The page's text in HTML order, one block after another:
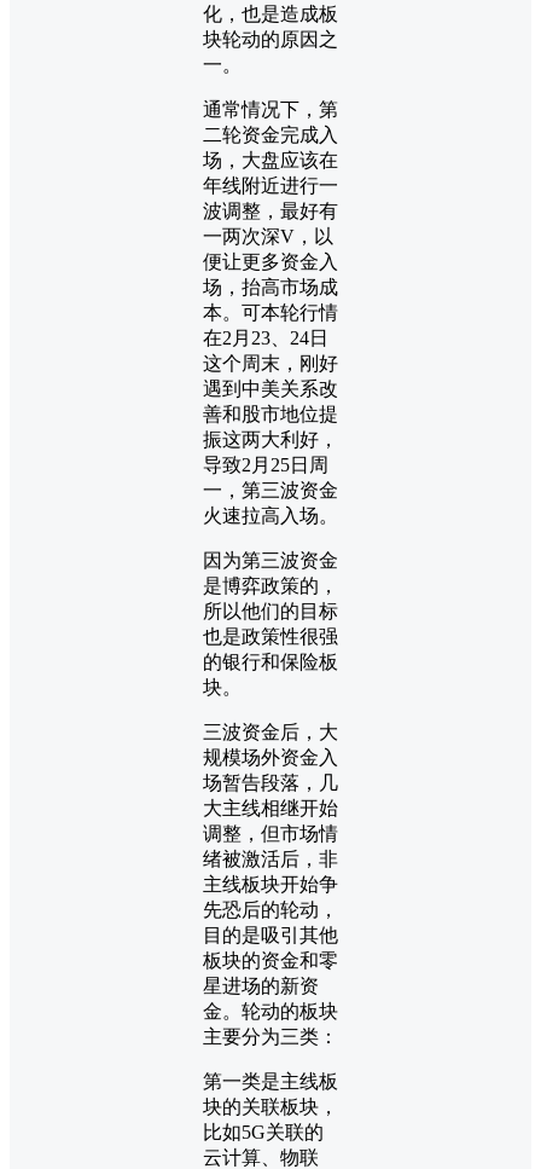
化，也是造成板
块轮动的原因之
一。
通常情况下，第
二轮资金完成入
场，大盘应该在
年线附近进行一
波调整，最好有
一两次深V，以
便让更多资金入
场，抬高市场成
本。可本轮行情
在2月23、24日
这个周末，刚好
遇到中美关系改
善和股市地位提
振这两大利好，
导致2月25日周
一，第三波资金
火速拉高入场。
因为第三波资金
是博弈政策的，
所以他们的目标
也是政策性很强
的银行和保险板
块。
三波资金后，大
规模场外资金入
场暂告段落，几
大主线相继开始
调整，但市场情
绪被激活后，非
主线板块开始争
先恐后的轮动，
目的是吸引其他
板块的资金和零
星进场的新资
金。轮动的板块
主要分为三类：
第一类是主线板
块的关联板块，
比如5G关联的
云计算、物联